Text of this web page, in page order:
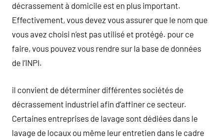
décrassement à domicile est en plus important.
Effectivement, vous devez vous assurer que le nom que
vous avez choisi n’est pas utilisé et protégé. pour ce
faire, vous pouvez vous rendre sur la base de données
de l’INPI.
il convient de déterminer différentes sociétés de
décrassement industriel afin d’affiner ce secteur.
Certaines entreprises de lavage sont dédiées dans le
lavage de locaux ou même leur entretien dans le cadre